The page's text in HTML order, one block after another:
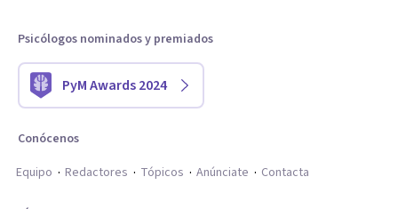
Psicólogos nominados y premiados
PyM Awards 2024
Conócenos
Equipo
Redactores Tópicos Anúnciate Contacta